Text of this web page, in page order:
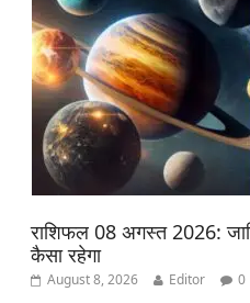
राशिफल 08 अगस्त 2026:
कैसा रहेगा
August 8, 2026 Editor 0